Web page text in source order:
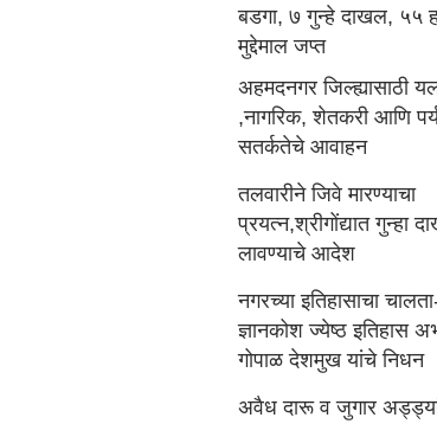
बडगा, ७ गुन्हे दाखल, ५५
मुद्देमाल जप्त
अहमदनगर जिल्ह्यासाठी
,नागरिक, शेतकरी आणि
सतर्कतेचे आवाहन
तलवारीने जिवे मारण्याचा
प्रयत्न,श्रीगोंद्यात गुन्हा
लावण्याचे आदेश
नगरच्या इतिहासाचा
ज्ञानकोश ज्येष्ठ इतिहास
गोपाळ देशमुख यांचे निधन
अवैध दारू व जुगार